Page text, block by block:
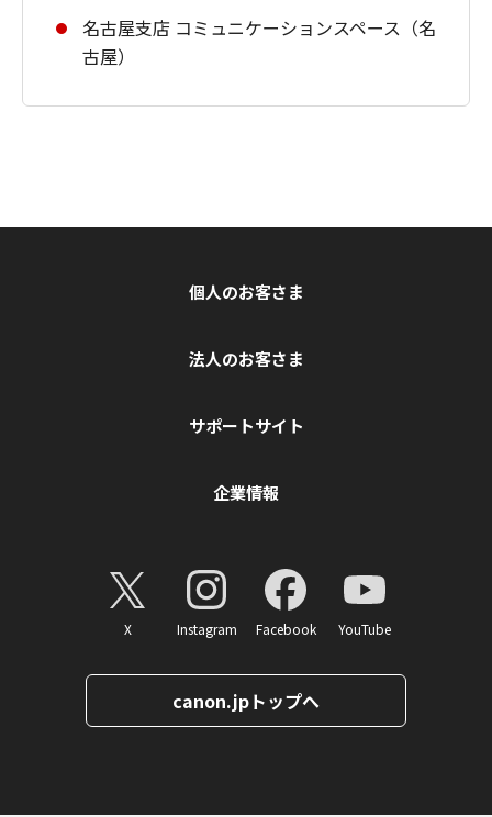
名古屋支店 コミュニケーションスペース（名
古屋）
個人のお客さま
法人のお客さま
サポートサイト
企業情報
X Instagram Facebook YouTube
canon.jpトップへ